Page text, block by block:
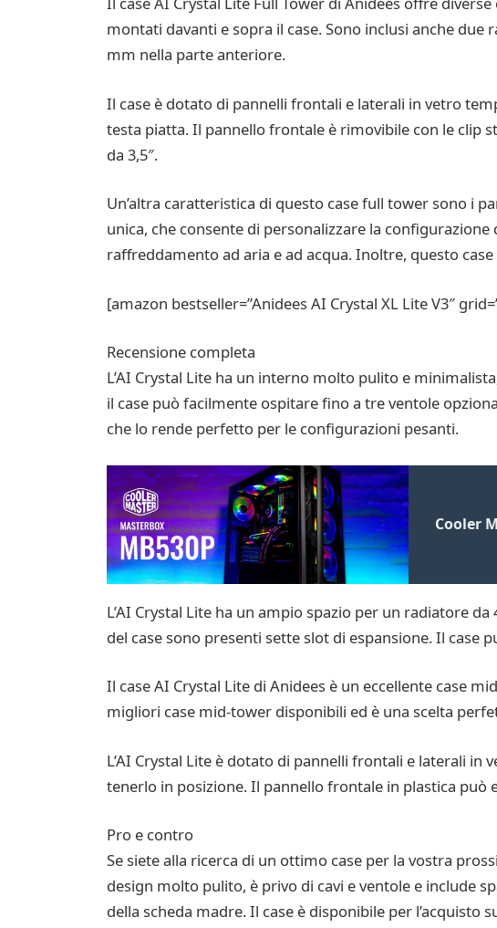
montati davanti e sopra il case. Sono inclusi anche
mm nella parte anteriore.
Il case è dotato di pannelli frontali e laterali in vetro
testa piatta. Il pannello frontale è rimovibile con le clip
da 3,5″.
Un’altra caratteristica di questo case full tower sono i
unica, che consente di personalizzare la
raffreddamento ad aria e ad acqua. Inoltre, questo
[amazon bestseller=”Anidees AI Crystal XL Lite V3″
Recensione completa
L’AI Crystal Lite ha un interno molto pulito e
il case può facilmente ospitare fino a tre ventole
che lo rende perfetto per le configurazioni pesanti.
Cooler
L’AI Crystal Lite ha un ampio spazio per un radiatore
del case sono presenti sette slot di espansione. Il case
Il case AI Crystal Lite di Anidees è un eccellente case
migliori case mid-tower disponibili ed è una scelta
L’AI Crystal Lite è dotato di pannelli frontali e laterali
tenerlo in posizione. Il pannello frontale in plastica
Pro e contro
Se siete alla ricerca di un ottimo case per la vostra
design molto pulito, è privo di cavi e ventole e include
della scheda madre. Il case è disponibile per l’acquisto